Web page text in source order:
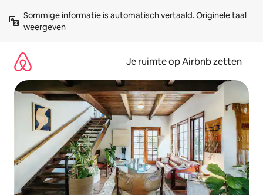
direct
naar
Sommige informatie is automatisch vertaald. Originele taal
weergeven
Je ruimte op Airbnb zetten